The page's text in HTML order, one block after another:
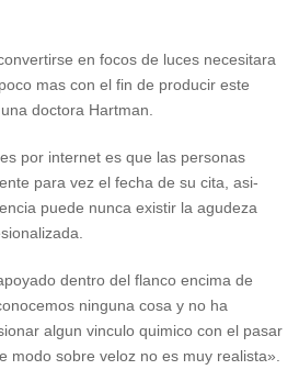
en focos de luces necesitara
mas con el fin de producir este
doctora Hartman.
por internet es que las personas
para vez el fecha de su cita, asi­
puede nunca existir la agudeza
dentro del flanco encima de
ninguna cosa y no ha
algun vinculo quimico con el pasar
modo sobre veloz no es muy realista».